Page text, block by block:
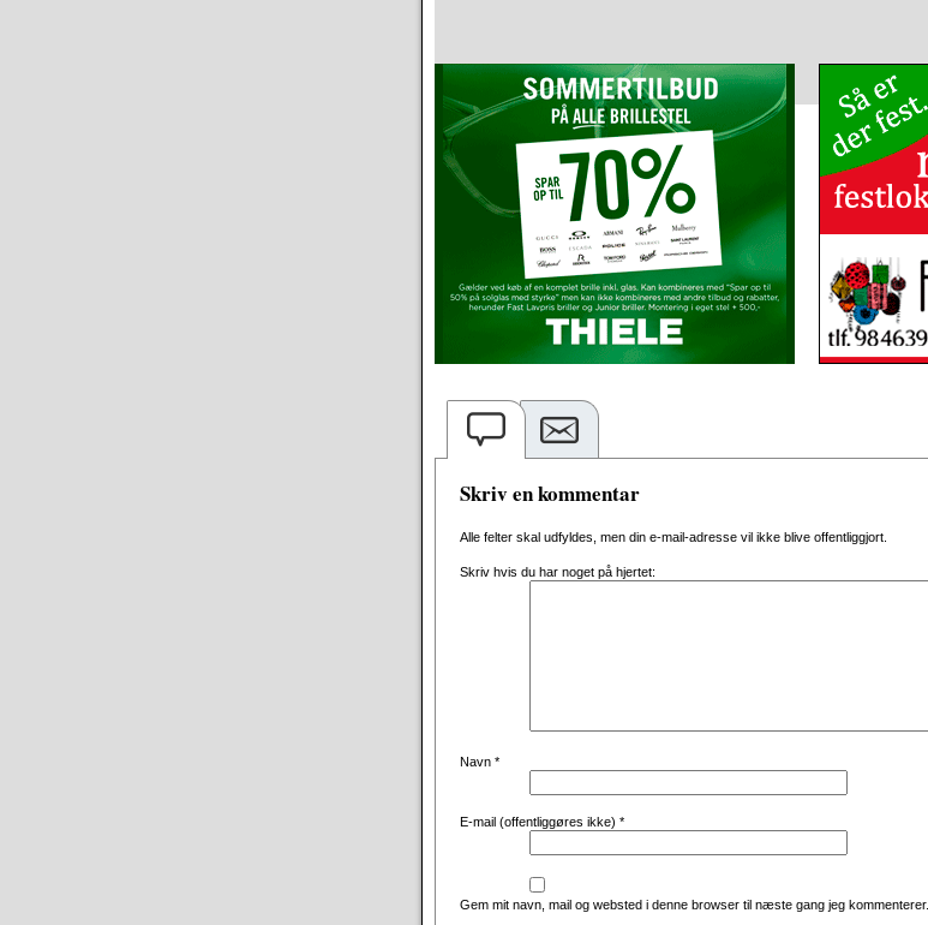
Skriv en kommentar
Alle felter skal udfyldes, men din e-mail-adresse vil ikke blive offentliggjort.
Skriv hvis du har noget på hjertet:
Navn *
E-mail (offentliggøres ikke) *
Gem mit navn, mail og websted i denne browser til næste gang jeg kommenterer.